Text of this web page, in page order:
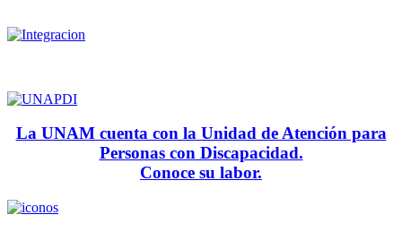
La UNAM cuenta con la Unidad de Atención para
Personas con Discapacidad.
Conoce su labor.